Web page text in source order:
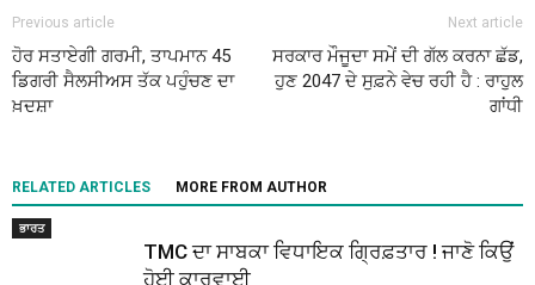
Previous article
ਹੋਰ ਸਤਾਏਗੀ ਗਰਮੀ, ਤਾਪਮਾਨ 45
ਡਿਗਰੀ ਸੈਲਸੀਅਸ ਤੱਕ ਪਹੁੰਚਣ ਦਾ
ਖ਼ਦਸ਼ਾ
Next article
ਸਰਕਾਰ ਮੌਜੂਦਾ ਸਮੇਂ ਦੀ ਗੱਲ ਕਰਨਾ ਛੱਡ,
ਹੁਣ 2047 ਦੇ ਸੁਫ਼ਨੇ ਵੇਚ ਰਹੀ ਹੈ : ਰਾਹੁਲ
ਗਾਂਧੀ
RELATED ARTICLES MORE FROM AUTHOR
ਭਾਰਤ
TMC ਦਾ ਸਾਬਕਾ ਵਿਧਾਇਕ ਗ੍ਰਿਫ਼ਤਾਰ ! ਜਾਣੋ ਕਿਉਂ
ਹੋਈ ਕਾਰਵਾਈ